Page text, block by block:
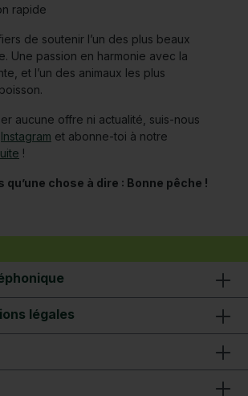
rapide
de soutenir l’un des plus beaux
Une passion en harmonie avec la
et l’un des animaux les plus
aucune offre ni actualité, suis-nous
Instagram et abonne-toi à notre
!
qu’une chose à dire : Bonne pêche !
légales